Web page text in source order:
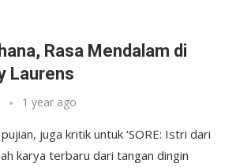
Rasa Mendalam di
Laurens
1 year ago
juga kritik untuk ‘SORE: Istri dari
karya terbaru dari tangan dingin